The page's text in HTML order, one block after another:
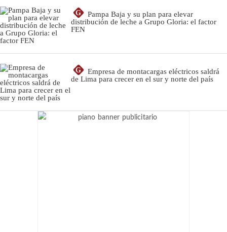
G
Pampa Baja y su plan para elevar
distribución de leche a Grupo Gloria: el factor
FEN
G
Empresa de montacargas eléctricos saldrá
de Lima para crecer en el sur y norte del país